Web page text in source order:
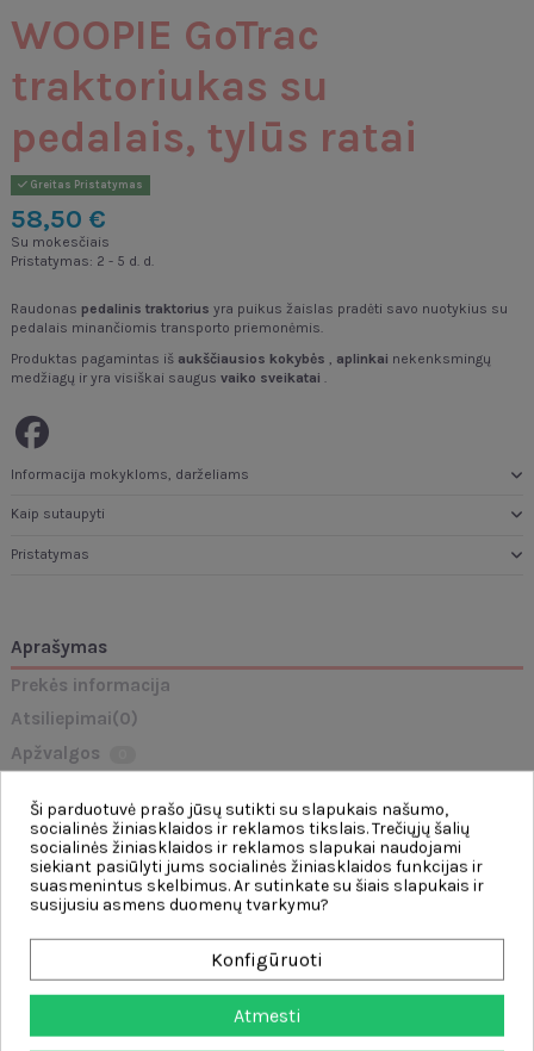
WOOPIE GoTrac
traktoriukas su
pedalais, tylūs ratai
Greitas Pristatymas
58,50 €
Su mokesčiais
Pristatymas: 2 - 5 d. d.
Raudonas pedalinis traktorius yra puikus žaislas pradėti savo nuotykius su
pedalais minančiomis transporto priemonėmis.
Produktas pagamintas iš aukščiausios kokybės , aplinkai nekenksmingų
medžiagų ir yra visiškai saugus vaiko sveikatai .
Informacija mokykloms, darželiams
Kaip sutaupyti
Pristatymas
Aprašymas
Prekės informacija
Atsiliepimai(0)
Apžvalgos
„Farmer GoTrac“pedalinis traktorius yra puiki dovana bet kuriam vaikui.
Traktorius turipatentuotą vairavimo sistemą , todėl jį lengva vairuoti net ir
jauniausiems naudotojams.
Ypatybės:
patogi 6 padėčių reguliavimu (priekinė-atgal
-vairassu garso signalu
Grandininė pavara ant vieno galinio ratoužtikrina komfortą ir
sklandumą važiuojant
- priekinėvairo ašis
, leidžiantis pritvirtinti ir kitus daiktus
Ši parduotuvė prašo jūsų sutikti su slapukais našumo,
socialinės žiniasklaidos ir reklamos tikslais. Trečiųjų šalių
socialinės žiniasklaidos ir reklamos slapukai naudojami
siekiant pasiūlyti jums socialinės žiniasklaidos funkcijas ir
suasmenintus skelbimus. Ar sutinkate su šiais slapukais ir
susijusiu asmens duomenų tvarkymu?
Konfigūruoti
Atmesti